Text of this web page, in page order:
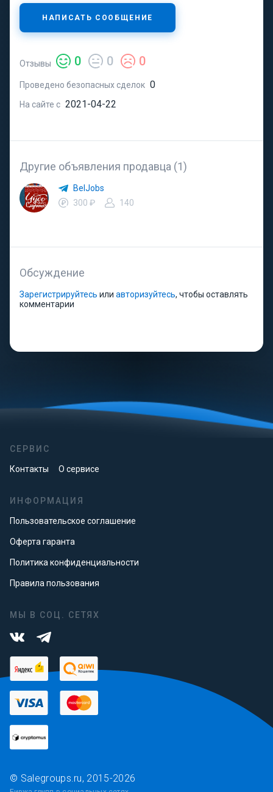
НАПИСАТЬ СООБЩЕНИЕ
Отзывы 0 0 0
Проведено безопасных сделок 0
На сайте с 2021-04-22
Другие объявления продавца (1)
BelJobs
300 ₽
140
Обсуждение
Зарегистрируйтесь или авторизуйтесь, чтобы оставлять
комментарии
СЕРВИС
Контакты О сервисе
ИНФОРМАЦИЯ
Пользовательское соглашение
Оферта гаранта
Политика конфиденциальности
Правила пользования
МЫ В СОЦ. СЕТЯХ
© Salegroups.ru, 2015-2026